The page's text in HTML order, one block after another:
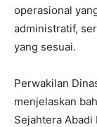
operasional
administratif,
yang sesuai.
Perwakilan
menjelaskan
Sejahtera